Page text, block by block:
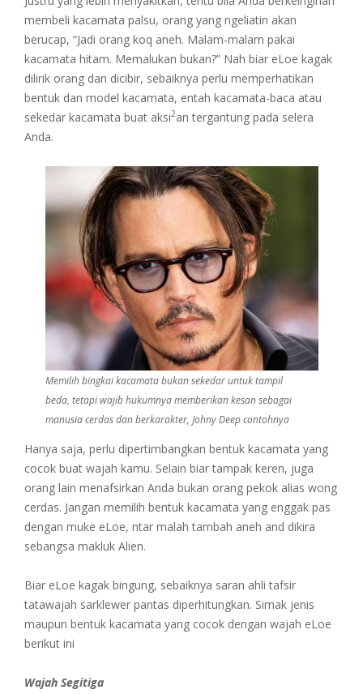
membeli kacamata palsu, orang yang ngeliatin akan
berucap, “Jadi orang koq aneh. Malam-malam pakai
kacamata hitam. Memalukan bukan?” Nah biar eLoe kagak
dilirik orang dan dicibir, sebaiknya perlu memperhatikan
bentuk dan model kacamata, entah kacamata-baca atau
sekedar kacamata buat aksi2an tergantung pada selera
Anda.
Memilih bingkai kacamata bukan sekedar untuk tampil
beda, tetapi wajib hukumnya memberikan kesan sebagai
manusia cerdas dan berkarakter, Johny Deep contohnya
Hanya saja, perlu dipertimbangkan bentuk kacamata yang
cocok buat wajah kamu. Selain biar tampak keren, juga
orang lain menafsirkan Anda bukan orang pekok alias wong
cerdas. Jangan memilih bentuk kacamata yang enggak pas
dengan muke eLoe, ntar malah tambah aneh and dikira
sebangsa makluk Alien.
Biar eLoe kagak bingung, sebaiknya saran ahli tafsir
tatawajah sarklewer pantas diperhitungkan. Simak jenis
maupun bentuk kacamata yang cocok dengan wajah eLoe
berikut ini
Wajah Segitiga